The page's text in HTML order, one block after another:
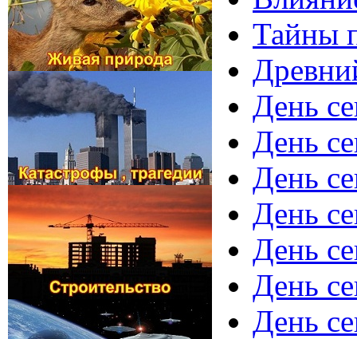
Тайны
День
День
День
День
День
День
День